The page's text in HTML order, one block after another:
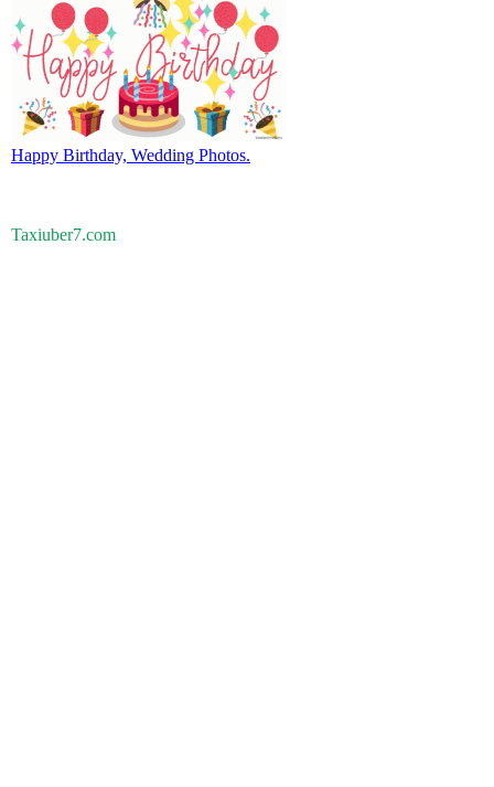
Happy Birthday, Wedding Photos.
Taxiuber7.com